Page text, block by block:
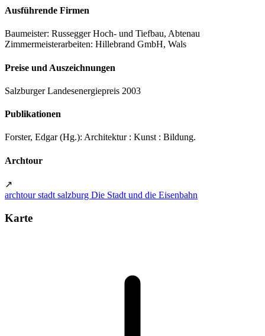
Ausführende Firmen
Baumeister: Russegger Hoch- und Tiefbau, Abtenau
Zimmermeisterarbeiten: Hillebrand GmbH, Wals
Preise und Auszeichnungen
Salzburger Landesenergiepreis 2003
Publikationen
Forster, Edgar (Hg.): Architektur : Kunst : Bildung.
Archtour
↗
archtour stadt salzburg Die Stadt und die Eisenbahn
Karte